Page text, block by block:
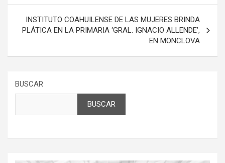
INSTITUTO COAHUILENSE DE LAS MUJERES BRINDA
PLÁTICA EN LA PRIMARIA ‘GRAL. IGNACIO ALLENDE’,
EN MONCLOVA
BUSCAR
BUSCAR